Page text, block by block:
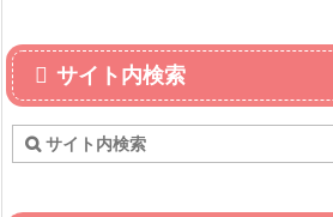
サイト内検索